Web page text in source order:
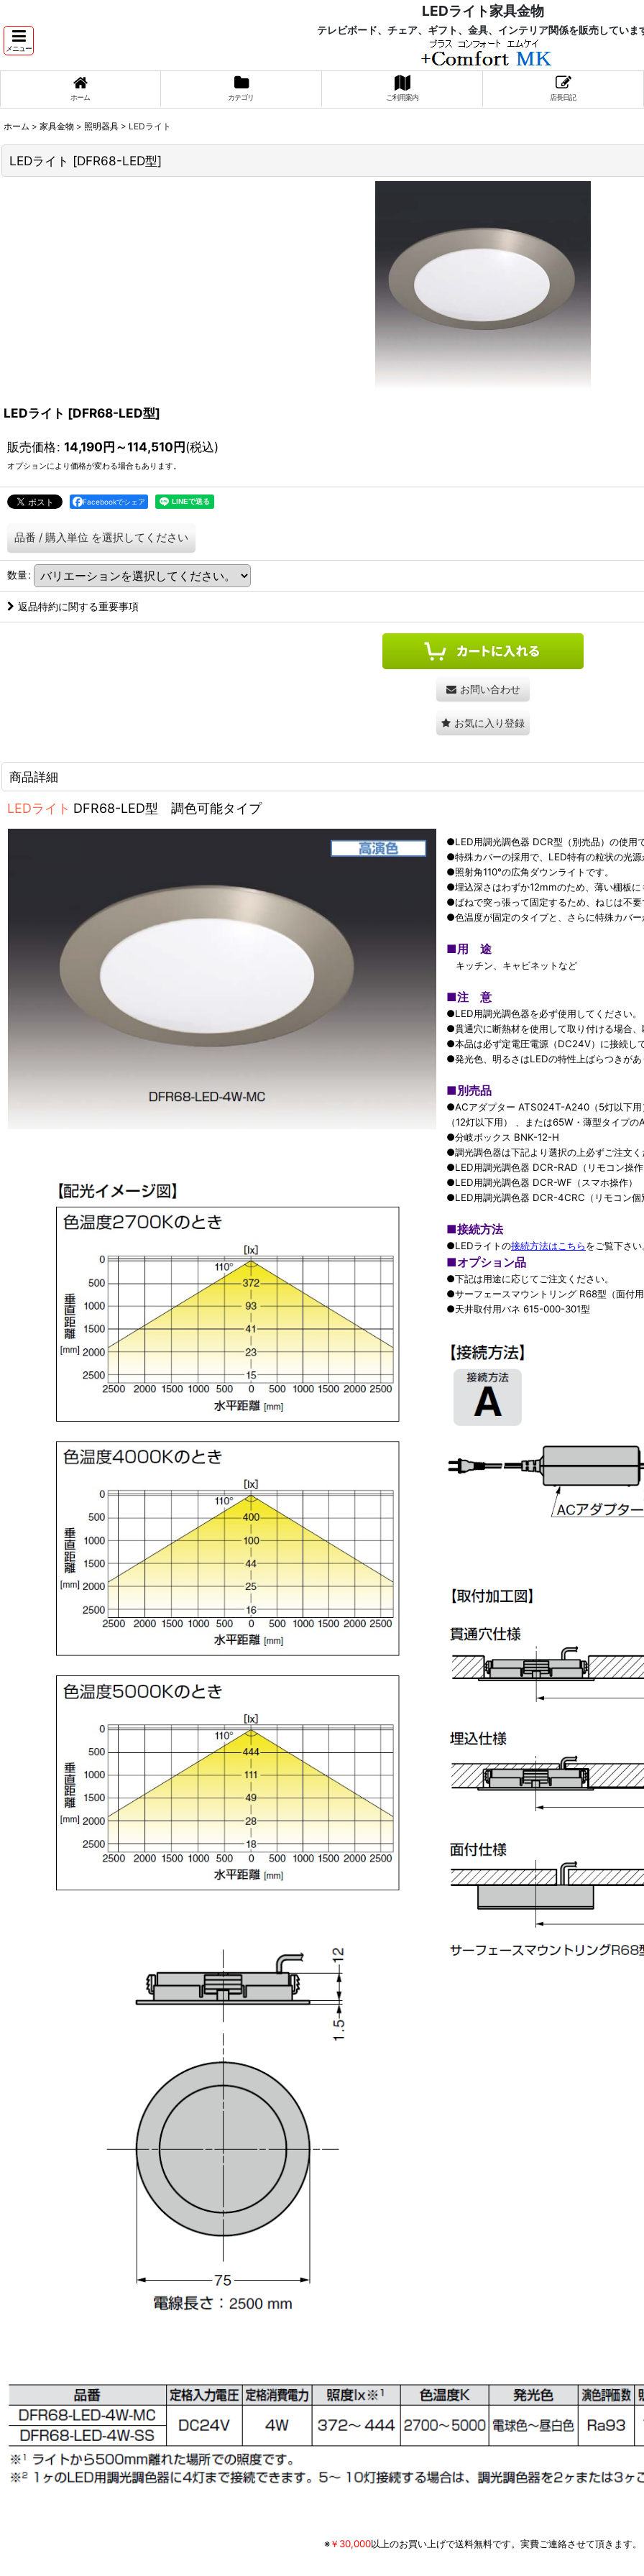
LEDライト家具金物
メニュー
テレビボード、チェア、ギフト、金具、インテリア関係を販売していま
ホーム カテゴリ ご利用案内 店長日記
ホーム > 家具金物 > 照明器具 > LEDライト
LEDライト [DFR68-LED型]
LEDライト [DFR68-LED型]
販売価格: 14,190円～114,510円(税込)
オプションにより価格が変わる場合もあります。
Facebookでシェア
品番 / 購入単位 を選択してください
数量:
返品特約に関する重要事項
お問い合わせ
お気に入り登録
商品詳細
LEDライト DFR68-LED型 調色可能タイプ
●LED用調光調色器 DCR型（別売品）の使
●特殊カバーの採用で、LED特有の粒状の光
●照射角110°の広角ダウンライトです。
●埋込深さはわずか12mmのため、薄い棚板に
●ばねで突っ張って固定するため、ねじは不要
●色温度が固定のタイプと、さらに特殊カバ
■用 途
キッチン、キャビネットなど
■注 意
●LED用調光調色器を必ず使用してください。
●貫通穴に断熱材を使用して取り付ける場合
●本品は必ず定電圧電源（DC24V）に接続し
●発光色、明るさはLEDの特性上ばらつきがあ
■別売品
●ACアダプター ATS024T-A240（5灯以下
（12灯以下用） 、または65W・薄型タイプ
●分岐ボックス BNK-12-H
●調光調色器は下記より選択の上必ずご注文く
●LED用調光調色器 DCR-RAD（リモコン操
●LED用調光調色器 DCR-WF（スマホ操作）
●LED用調光調色器 DCR-4CRC（リモコン個
■接続方法
●LEDライトの接続方法はこちらをご覧下さい
■オプション品
●下記は用途に応じてご注文ください。
●サーフェースマウントリング R68型（面付
●天井取付用バネ 615-000-301型
※￥30,000以上のお買い上げで送料無料です。実費ご連絡させて頂きます。